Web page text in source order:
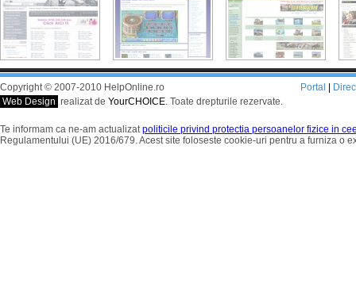
Copyright © 2007-2010 HelpOnline.ro
Web Design realizat de YourCHOICE. Toate drepturile rezervate.
Portal
Te informam ca ne-am actualizatpoliticile privind protectia persoanelor fizice in
Regulamentului (UE) 2016/679. Acest site foloseste cookie-uri pentru a furniza o